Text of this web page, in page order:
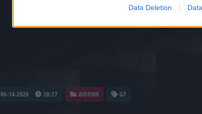
Data Deletion
06-14-2026 20:27 ΔΙΕΘΝΗ G7